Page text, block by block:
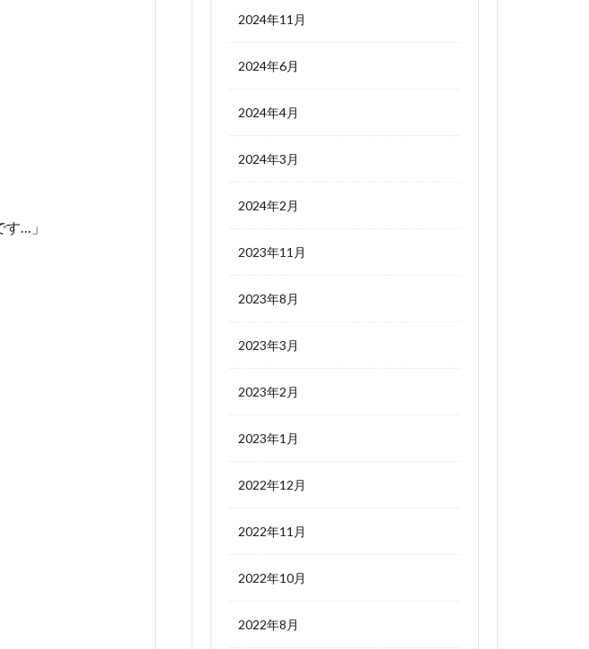
…」
2024年11月
2024年6月
2024年4月
2024年3月
2024年2月
2023年11月
2023年8月
2023年3月
2023年2月
2023年1月
2022年12月
2022年11月
2022年10月
2022年8月